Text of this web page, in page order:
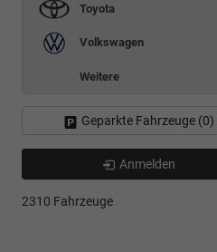
Toyota
Volkswagen
Weitere
Geparkte Fahrzeuge (0)
Anmelden
2310 Fahrzeuge